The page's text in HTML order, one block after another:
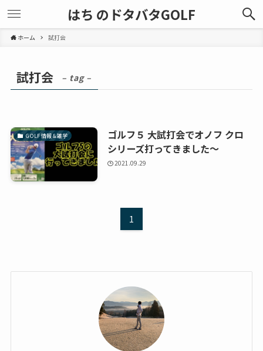
はち のドタバタGOLF
ホーム 試打会
試打会 – tag –
GOLF 情報 & 雑学
ゴルフ５ 大試打会でオノフ クロ
シリーズ打ってきました～
2021.09.29
1